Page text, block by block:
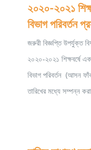
২০২০-২০২১
বিভাগ পরিবর্তন
জরুরী বিজ্ঞপ্তি উপর্যুক্ত
২০২০-২০২১ শিক্ষবর্ষে
বিভাগ পরিবর্তন (আসন
তারিখের মধ্যে সম্পন্ন